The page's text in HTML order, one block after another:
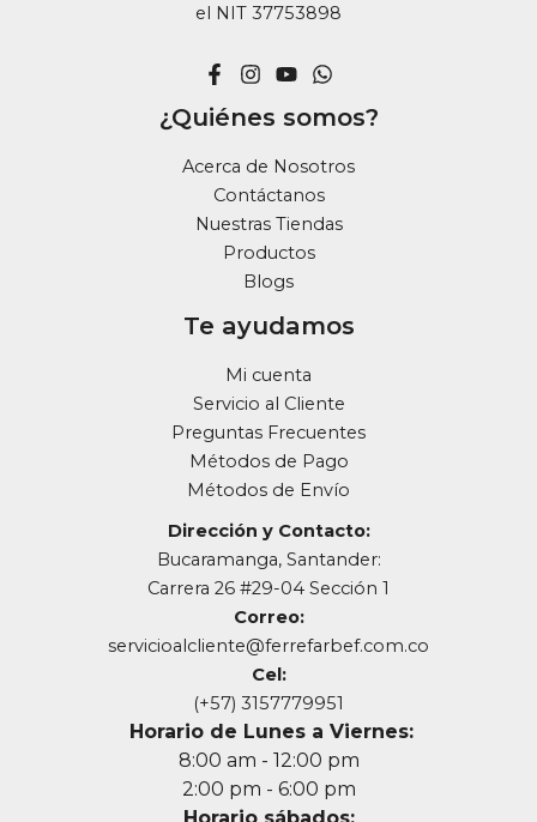
el NIT 37753898
¿Quiénes somos?
Acerca de Nosotros
Contáctanos
Nuestras Tiendas
Productos
Blogs
Te ayudamos
Mi cuenta
Servicio al Cliente
Preguntas Frecuentes
Métodos de Pago
Métodos de Envío
Dirección y Contacto:
Bucaramanga, Santander:
Carrera 26 #29-04 Sección 1
Correo:
servicioalcliente@ferrefarbef.com.co
Cel:
(+57) 3157779951
Horario de Lunes a Viernes:
8:00 am - 12:00 pm
2:00 pm - 6:00 pm